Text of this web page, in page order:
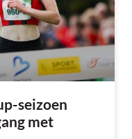
seizoen
met